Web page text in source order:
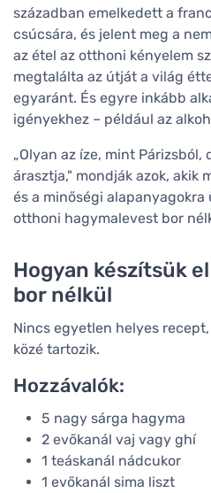
században emelkedett a
csúcsára, és jelent meg a
az étel az otthoni kényelem
megtalálta az útját a világ
egyaránt. És egyre inkább
igényekhez – például az
„Olyan az íze, mint
árasztja," mondják azok, akik
és a minőségi
otthoni hagymalevest bor
Hogyan készítsük
bor nélkül
Nincs egyetlen helyes
közé tartozik.
Hozzávalók:
5 nagy sárga hagyma
2 evőkanál vaj vagy ghí
1 teáskanál nádcukor
1 evőkanál sima liszt